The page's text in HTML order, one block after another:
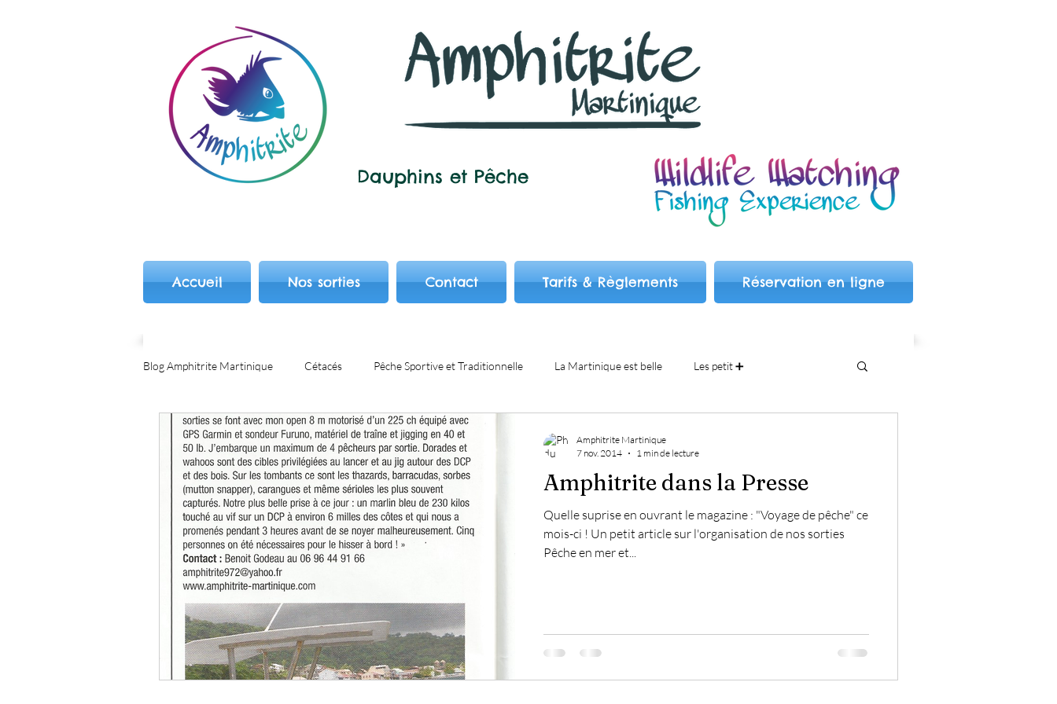
Dauphins et Pêche
Accueil Nos sorties Contact Tarifs & Règlements Réservation en ligne
Blog Amphitrite Martinique Cétacés Pêche Sportive et Traditionnelle La Martinique est belle Les petit ➕
Amphitrite dans la Presse
Quelle suprise en ouvrant le magazine : "Voyage de pêche" ce
mois-ci ! Un petit article sur l'organisation de nos sorties
Pêche en mer et...
Amphitrite Martinique
7 nov. 2014
1 min de lecture